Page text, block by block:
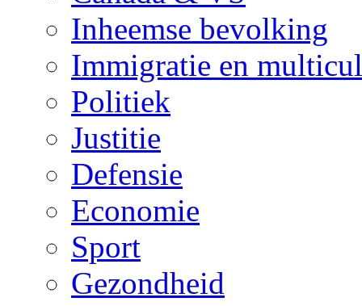
Inheemse bevolking
Immigratie en
Politiek
Justitie
Defensie
Economie
Sport
Gezondheid